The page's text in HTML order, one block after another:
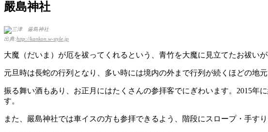
嚴島神社
出典:http://kankon.w-style.jp
大魔（だいま）が厄を祓ってくれるという、青竹を大魔に見立てたお祓い
元旦時は長蛇の行列となり、多い時には境内の外まで行列が続くほどの地元
振る舞い酒もあり、お正月にはたくさんの参拝客でにぎわいます。2015年
す。
また、嚴島神社では車イスの方も参拝できるよう、階段にスロープ・手す